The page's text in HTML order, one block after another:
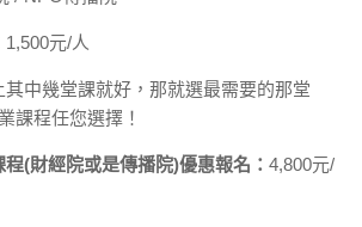
1,500元/人
其中幾堂課就好，那就選最需要的那堂
課程任您選擇！
(財經院或是傳播院)優惠報名： 4,800元/